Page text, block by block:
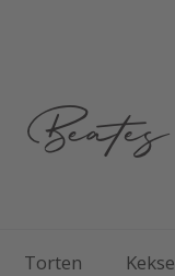
Torten Kekse